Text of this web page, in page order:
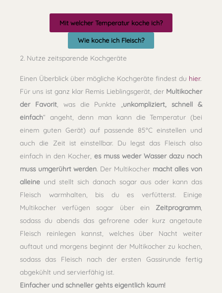
Mit welcher Temperatur koche ich?
Wie koche ich Fleisch?
2. Nutze zeitsparende Kochgeräte
Einen Überblick über mögliche Kochgeräte findest du hier.
Für uns ist ganz klar Remis Lieblingsgerät, der Multikocher
der Favorit, was die Punkte „ unkompliziert, schnell &
einfach“ angeht, denn man kann die Temperatur (bei
einem guten Gerät) auf passende 85°C einstellen und
auch die Zeit ist einstellbar. Du legst das Fleisch also
einfach in den Kocher, es muss weder Wasser dazu noch
muss umgerührt werden . Der Multikocher macht alles von
alleine und stellt sich danach sogar aus oder kann das
Fleisch warmhalten, bis du es verfütterst. Einige
Multikocher verfügen sogar über ein Zeitprogramm
sodass du abends das gefrorene oder kurz angetaute
Fleisch reinlegen kannst, welches über Nacht weiter
auftaut und morgens beginnt der Multikocher zu kochen,
sodass das Fleisch nach der ersten Gassirunde fertig
abgekühlt und servierfähig ist.
Einfacher und schneller gehts eigentlich kaum!